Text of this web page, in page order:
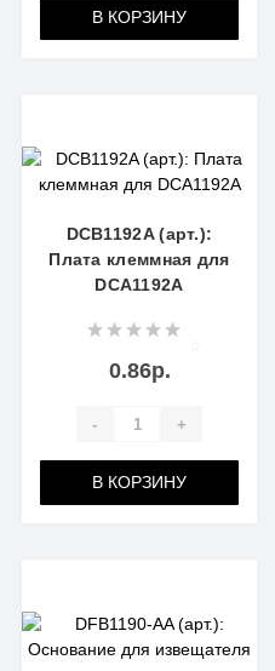
В КОРЗИНУ
DCB1192A (арт.):
Плата клеммная для
DCA1192A
0.86р.
- +
В КОРЗИНУ